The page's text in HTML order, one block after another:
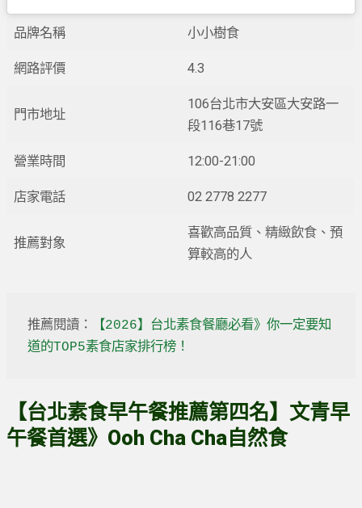
品牌名稱 小小樹食
網路評價 4.3
門市地址
106台北市大安區大安路一
段116巷17號
營業時間 12:00-21:00
店家電話 02 2778 2277
推薦對象
喜歡高品質、精緻飲食、預
算較高的人
推薦閱讀：
【2026】台北素食餐廳必看》你一定要知
道的TOP5素食店家排行榜！
【台北素食早午餐推薦第四名】文青早
午餐首選》Ooh Cha Cha自然食